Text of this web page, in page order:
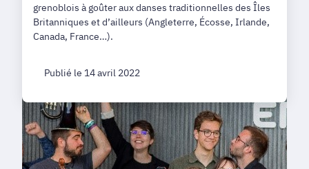
grenoblois à goûter aux danses traditionnelles des Îles
Britanniques et d’ailleurs (Angleterre, Écosse, Irlande,
Canada, France…).
Publié le 14 avril 2022